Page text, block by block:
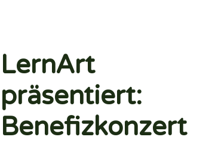
LernArt
präsentiert:
Benefizkonzert